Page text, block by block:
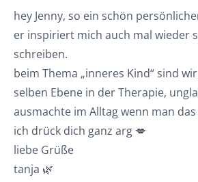
hey Jenny, so ein schön
er inspiriert mich auch mal wieder
schreiben.
beim Thema „inneres Kind“ sind
selben Ebene in der Therapie,
ausmachte im Alltag wenn man
ich drück dich ganz arg 💋
liebe Grüße
tanja 🌿